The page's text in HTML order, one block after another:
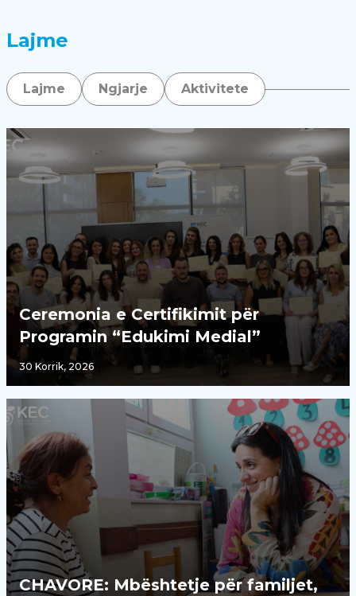
Lajme
Lajme Ngjarje Aktivitete
Ceremonia e Certifikimit për
Programin “Edukimi Medial”
30 Korrik, 2026
CHAVORE: Mbështetje për familjet,